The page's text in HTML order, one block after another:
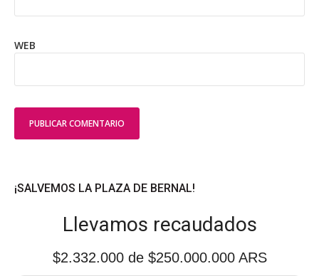
WEB
¡SALVEMOS LA PLAZA DE BERNAL!
Llevamos recaudados
$2.332.000de $250.000.000 ARS